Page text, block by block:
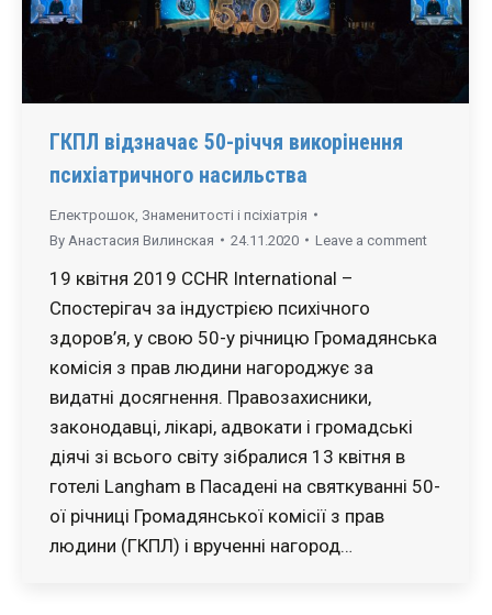
ГКПЛ відзначає 50-річчя викорінення
психіатричного насильства
Електрошок Знаменитості і псіхіатрія
By Анастасия Вилинская 24.11.2020 Leave a comment
19 квітня 2019 CCHR International –
Спостерігач за індустрією психічного
здоров’я, у свою 50-у річницю Громадянська
комісія з прав людини нагороджує за
видатні досягнення. Правозахисники,
законодавці, лікарі, адвокати і громадські
діячі зі всього світу зібралися 13 квітня в
готелі Langham в Пасадені на святкуванні 50-
ої річниці Громадянської комісії з прав
людини (ГКПЛ) і врученні нагород…